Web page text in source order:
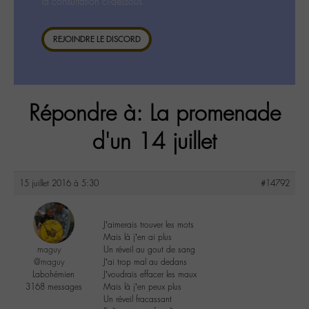
REJOINDRE LE DISCORD
Répondre à: La promenade
d'un 14 juillet
15 juillet 2016 à 5:30 #14792
maguy
@maguy
Labohémien
3168 messages
J’aimerais trouver les mots
Mais là j’en ai plus
Un réveil au gout de sang
J’ai trop mal au dedans
J’voudrais effacer les maux
Mais là j’en peux plus
Un réveil fracassant